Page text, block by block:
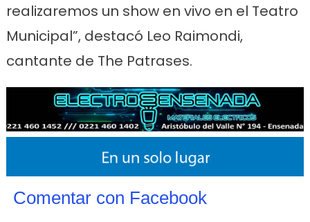
realizaremos un show en vivo en el Teatro
Municipal”, destacó Leo Raimondi,
cantante de The Patrases.
Comentar con Facebook